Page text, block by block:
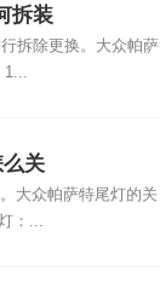
拆装
拆除更换。大众帕萨
关
大众帕萨特尾灯的关
：...